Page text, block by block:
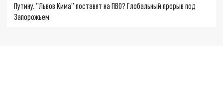
Путину. "Львов Кима" поставят на ПВО? Глобальный прорыв под
Запорожьем